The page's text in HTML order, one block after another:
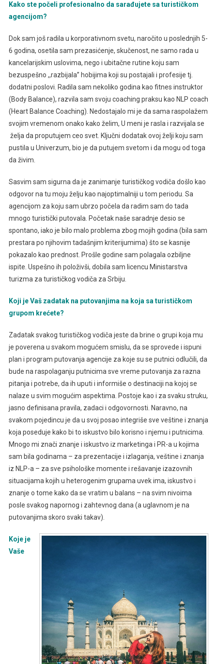
Kako ste počeli profesionalno da sarađujete sa turističkom
agencijom?
Dok sam još radila u korporativnom svetu, naročito u poslednjih 5-
6 godina, osetila sam prezasićenje, skučenost, ne samo rada u
kancelarijskim uslovima, nego i ubitačne rutine koju sam
bezuspešno ,,razbijala’’ hobijima koji su postajali i profesije tj.
dodatni poslovi. Radila sam nekoliko godina kao fitnes instruktor
(Body Balance), razvila sam svoju coaching praksu kao NLP coach
(Heart Balance Coaching). Nedostajalo mi je da sama raspolažem
svojim vremenom onako kako želim, U meni je rasla i razvijala se
želja da proputujem ceo svet. Ključni dodatak ovoj želji koju sam
pustila u Univerzum, bio je da putujem svetom i da mogu od toga
da živim.
Sasvim sam sigurna da je zanimanje turističkog vodiča došlo kao
odgovor na tu moju želju kao najoptimalniji u tom periodu. Sa
agencijom za koju sam ubrzo počela da radim sam do tada
mnogo turistički putovala. Početak naše saradnje desio se
spontano, iako je bilo malo problema zbog mojih godina (bila sam
prestara po njihovim tadašnjim kriterijumima) što se kasnije
pokazalo kao prednost. Prošle godine sam polagala ozbiljne
ispite. Uspešno ih položivši, dobila sam licencu Ministarstva
turizma za turističkog vodiča za Srbiju.
Koji je Vaš zadatak na putovanjima na koja sa turističkom
grupom krećete?
Zadatak svakog turističkog vodiča jeste da brine o grupi koja mu
je poverena u svakom mogućem smislu, da se sprovede i ispuni
plan i program putovanja agencije za koje su se putnici odlučili, da
bude na raspolaganju putnicima sve vreme putovanja za razna
pitanja i potrebe, da ih uputi i informiše o destinaciji na kojoj se
nalaze u svim mogućim aspektima. Postoje kao i za svaku struku,
jasno definisana pravila, zadaci i odgovornosti. Naravno, na
svakom pojedincu je da u svoj posao integriše sve veštine i znanja
koja poseduje kako bi to iskustvo bilo korisno i njemu i putnicima.
Mnogo mi znači znanje i iskustvo iz marketinga i PR-a u kojima
sam bila godinama – za prezentacije i izlaganja, veštine i znanja
iz NLP-a – za sve psihološke momente i rešavanje izazovnih
situacijama kojih u heterogenim grupama uvek ima, iskustvo i
znanje o tome kako da se vratim u balans – na svim nivoima
posle svakog napornog i zahtevnog dana (a uglavnom je na
putovanjima skoro svaki takav).
Koje je
Vaše